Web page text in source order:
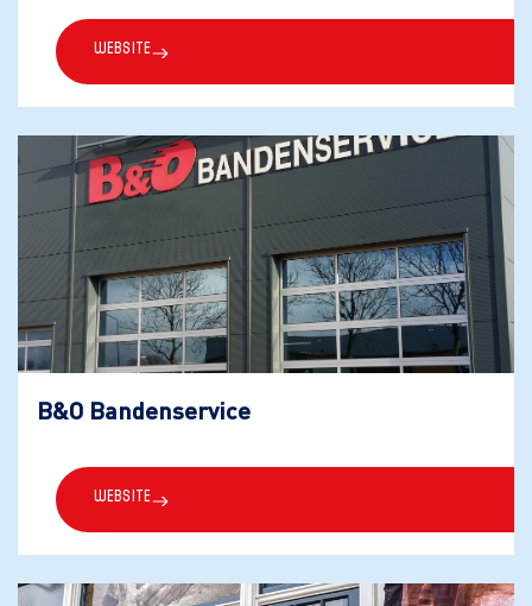
Website
B&O Bandenservice
Website